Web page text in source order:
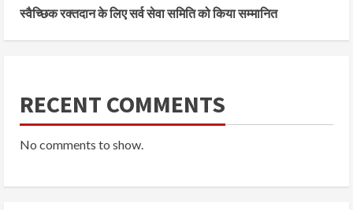
स्वैच्छिक रक्तदान के लिए सर्व सेवा समिति को किया सम्मानित
RECENT COMMENTS
No comments to show.